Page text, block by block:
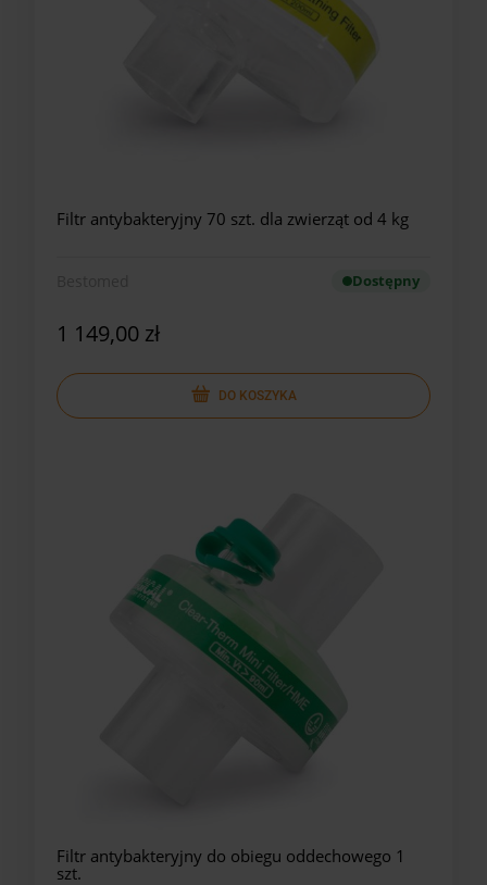
Filtr antybakteryjny 70 szt. dla zwierząt od 4 kg
Dostępny
1 149,00 zł
DO KOSZYKA
Filtr antybakteryjny do obiegu oddechowego 1
szt.